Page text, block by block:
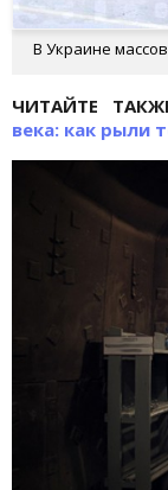
В Украине
ЧИТАЙТЕ
века: как рыли